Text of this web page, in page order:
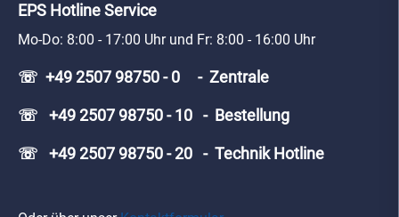
EPS Hotline Service
Mo-Do: 8:00 - 17:00 Uhr und Fr: 8:00 - 16:00 Uhr
☏ +49 2507 98750 - 0 - Zentrale
☏ +49 2507 98750 - 10 - Bestellung
☏ +49 2507 98750 - 20 - Technik Hotline